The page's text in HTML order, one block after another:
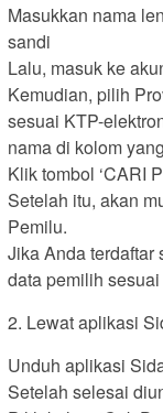
Masukkan nama
sandi
Lalu, masuk ke
Kemudian, pilih
sesuai KTP-
nama di kolom
Klik tombol ‘CARI
Setelah itu, akan
Pemilu.
Jika Anda terdaftar
data pemilih
2. Lewat aplikasi
Unduh aplikasi
Setelah selesai